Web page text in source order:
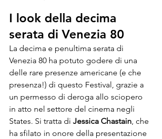
I look della decima
serata di Venezia 80
La decima e penultima serata di
Venezia 80 ha potuto godere di una
delle rare presenze americane (e che
presenza!) di questo Festival, grazie a
un permesso di deroga allo sciopero
in atto nel settore del cinema negli
States. Si tratta di Jessica Chastain, che
ha sfilato in onore della presentazione